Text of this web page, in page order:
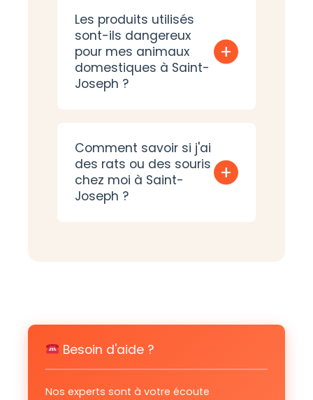
Les produits utilisés
sont-ils dangereux
pour mes animaux
domestiques à Saint-
Joseph ?
+
Comment savoir si j'ai
des rats ou des souris
chez moi à Saint-
Joseph ?
+
Besoin d'aide ?
Nos experts sont à votre écoute